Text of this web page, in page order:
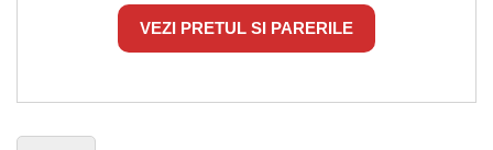
VEZI PRETUL SI PARERILE